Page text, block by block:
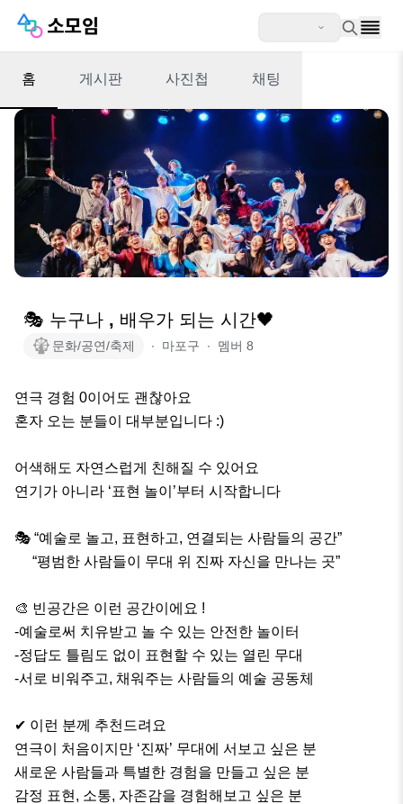
홈 게시판 사진첩 채팅
🎭 누구나 , 배우가 되는 시간🖤
문화/공연/축제 ∙ 마포구 ∙ 멤버 8
연극 경험 0이어도 괜찮아요
혼자 오는 분들이 대부분입니다 :)
어색해도 자연스럽게 친해질 수 있어요
연기가 아니라 ‘표현 놀이’부터 시작합니다
🎭 “예술로 놀고, 표현하고, 연결되는 사람들의 공간”
🎨 빈공간은 이런 공간이에요 !
-예술로써 치유받고 놀 수 있는 안전한 놀이터
-정답도 틀림도 없이 표현할 수 있는 열린 무대
-서로 비워주고, 채워주는 사람들의 예술 공동체
✔ 이런 분께 추천드려요
연극이 처음이지만 ‘진짜’ 무대에 서보고 싶은 분
새로운 사람들과 특별한 경험을 만들고 싶은 분
감정 표현, 소통, 자존감을 경험해보고 싶은 분